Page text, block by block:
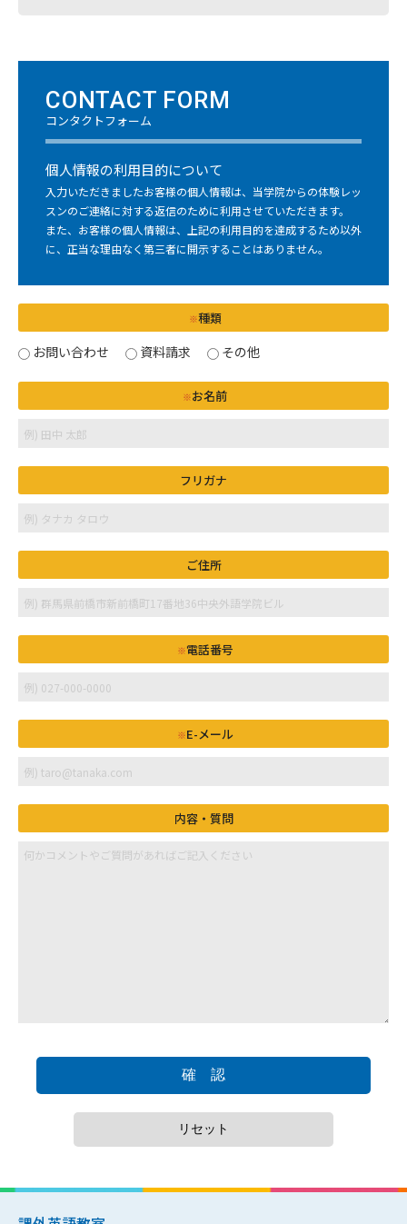
CONTACT FORM
コンタクトフォーム
個人情報の利用目的について
入力いただきましたお客様の個人情報は、当学院からの体験レッ
スンのご連絡に対する返信のために利用させていただきます。
また、お客様の個人情報は、上記の利用目的を達成するため以外
に、正当な理由なく第三者に開示することはありません。
※種類
お問い合わせ 資料請求 その他
※お名前
フリガナ
ご住所
※電話番号
※E-メール
内容・質問
確 認
リセット